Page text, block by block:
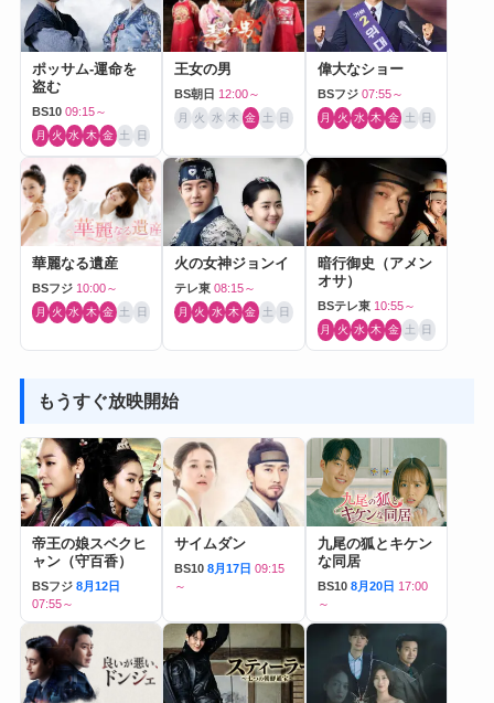
ポッサム-運命を
盗む
BS10 09:15～
月 火 水 木 金 土 日
王女の男
BS朝日 12:00～
月 火 水 木 金 土 日
偉大なショー
BSフジ 07:55～
月 火 水 木 金 土 日
華麗なる遺産
BSフジ 10:00～
月 火 水 木 金 土 日
火の女神ジョンイ
テレ東 08:15～
月 火 水 木 金 土 日
暗行御史（アメン
オサ）
BSテレ東 10:55～
月 火 水 木 金 土 日
もうすぐ放映開始
帝王の娘スベクヒ
ャン（守百香）
BSフジ 8月12日
07:55～
サイムダン
BS10 8月17日 09:15
～
九尾の狐とキケン
な同居
BS10 8月20日 17:00
～